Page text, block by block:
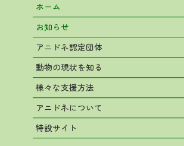
ホーム
お知らせ
アニドネ認定団体
動物の現状を知る
様々な支援方法
アニドネについて
特設サイト